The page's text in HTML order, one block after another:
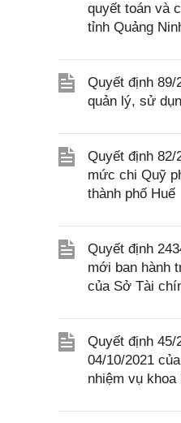
quyết toán và
tỉnh Quảng
Quyết định
quản lý, sử
Quyết định 82/
mức chi Quỹ
thành phố Huế
Quyết định
mới ban hành
của Sở Tài
Quyết định
04/10/2021
nhiệm vụ